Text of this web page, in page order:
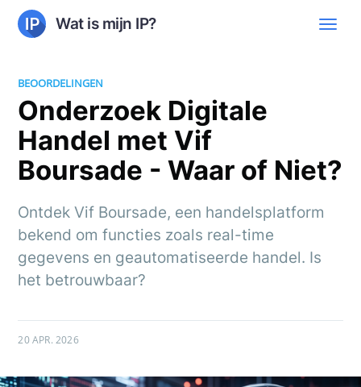
Wat is mijn IP?
BEOORDELINGEN
Onderzoek Digitale
Handel met Vif
Boursade - Waar of Niet?
Ontdek Vif Boursade, een handelsplatform
bekend om functies zoals real-time
gegevens en geautomatiseerde handel. Is
het betrouwbaar?
20 APR. 2026